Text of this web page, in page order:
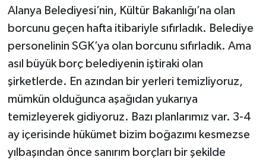
Alanya Belediyesi’nin, Kültür Bakanlığı’na olan
borcunu geçen hafta itibariyle sıfırladık. Belediye
personelinin SGK’ya olan borcunu sıfırladık. Ama
asıl büyük borç belediyenin iştiraki olan
şirketlerde. En azından bir yerleri temizliyoruz,
mümkün olduğunca aşağıdan yukarıya
temizleyerek gidiyoruz. Bazı planlarımız var. 3-4
ay içerisinde hükümet bizim boğazımı kesmezse
yılbaşından önce sanırım borçları bir şekilde